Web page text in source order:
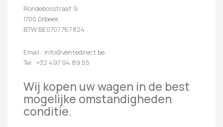
Rondebosstraat 9
1700 Dilbeek
BTW:BE0707.767.824
Email : info@ventedirect.be
Tel : +32 497 94 89 55
Wij kopen uw wagen in de best
mogelijke omstandigheden
conditie.